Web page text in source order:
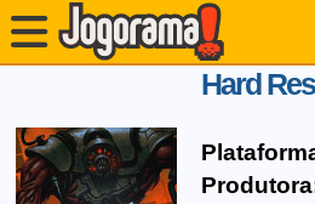
Hard